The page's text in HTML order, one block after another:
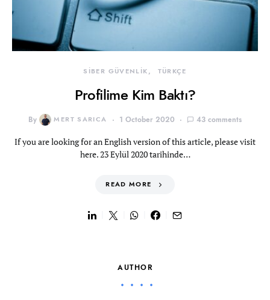
SİBER GÜVENLİK TÜRKÇE
Profilime Kim Baktı?
By MERT SARICA 1 October 2020 43 comments
If you are looking for an English version of this article, please visit
here. 23 Eylül 2020 tarihinde…
READ MORE
AUTHOR